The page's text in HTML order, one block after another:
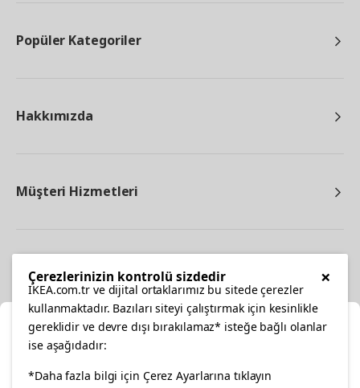
Popüler Kategoriler
Hakkımızda
Müşteri Hizmetleri
facebooktwitterinstagrampinterestyoutube
Konumunuzu Seçin
×
Çerezlerinizin kontrolü sizdedir
IKEA.com.tr ve dijital ortaklarımız bu sitede çerezler
kullanmaktadır. Bazıları siteyi çalıştırmak için kesinlikle
gereklidir ve devre dışı bırakılamaz* isteğe bağlı olanlar
ise aşağıdadır:
*Daha fazla bilgi için Çerez Ayarlarına tıklayın